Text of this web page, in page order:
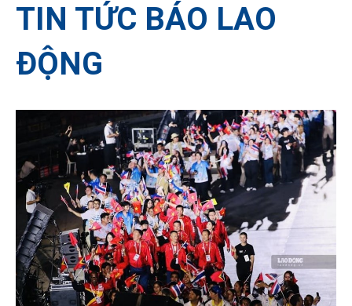
TIN TỨC BÁO LAO
ĐỘNG